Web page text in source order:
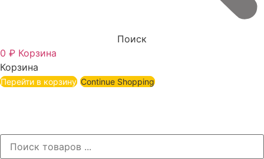
Поиск
0 ₽ Корзина
Корзина
Перейти в корзину Continue Shopping